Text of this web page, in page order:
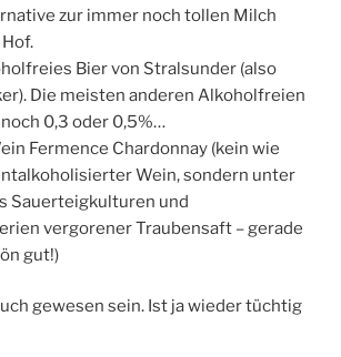
zur immer noch tollen Milch
Bier von Stralsunder (also
Die meisten anderen Alkoholfreien
0,3 oder 0,5%…
Fermence Chardonnay (kein wie
Wein, sondern unter
Sauerteigkulturen und
vergorener Traubensaft – gerade
gut!)
gewesen sein. Ist ja wieder tüchtig